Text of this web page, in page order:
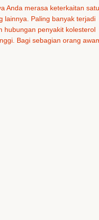
Anda merasa keterkaitan satu
lainnya. Paling banyak terjadi
hubungan penyakit kolesterol
Bagi sebagian orang